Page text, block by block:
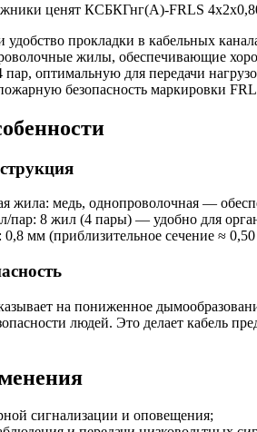
ценят КСБКГнг(А)-FRLS
удобство прокладки в кабельных
жилы, обеспечивающие
оптимальную для передачи
безопасность маркировки
жила: медь, однопроволочная —
пар: 8 жил (4 пары) — удобно для
мм (приблизительное сечение ≈
на пониженное
людей. Это делает кабель
сигнализации и оповещения;